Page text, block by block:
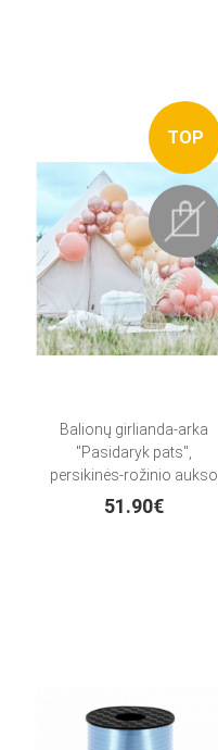
TOP
Balionų girlianda-arka
"Pasidaryk pats",
persikinės-rožinio aukso
spalvos (205 balionų)
51.90€